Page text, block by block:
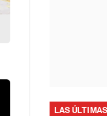
LAS ÚLTIMAS